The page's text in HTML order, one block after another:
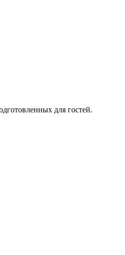
для гостей.